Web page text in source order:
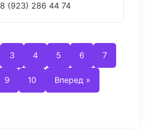
8 (923) 286 44 74
3 4 5 6 7
9 10 Вперед »